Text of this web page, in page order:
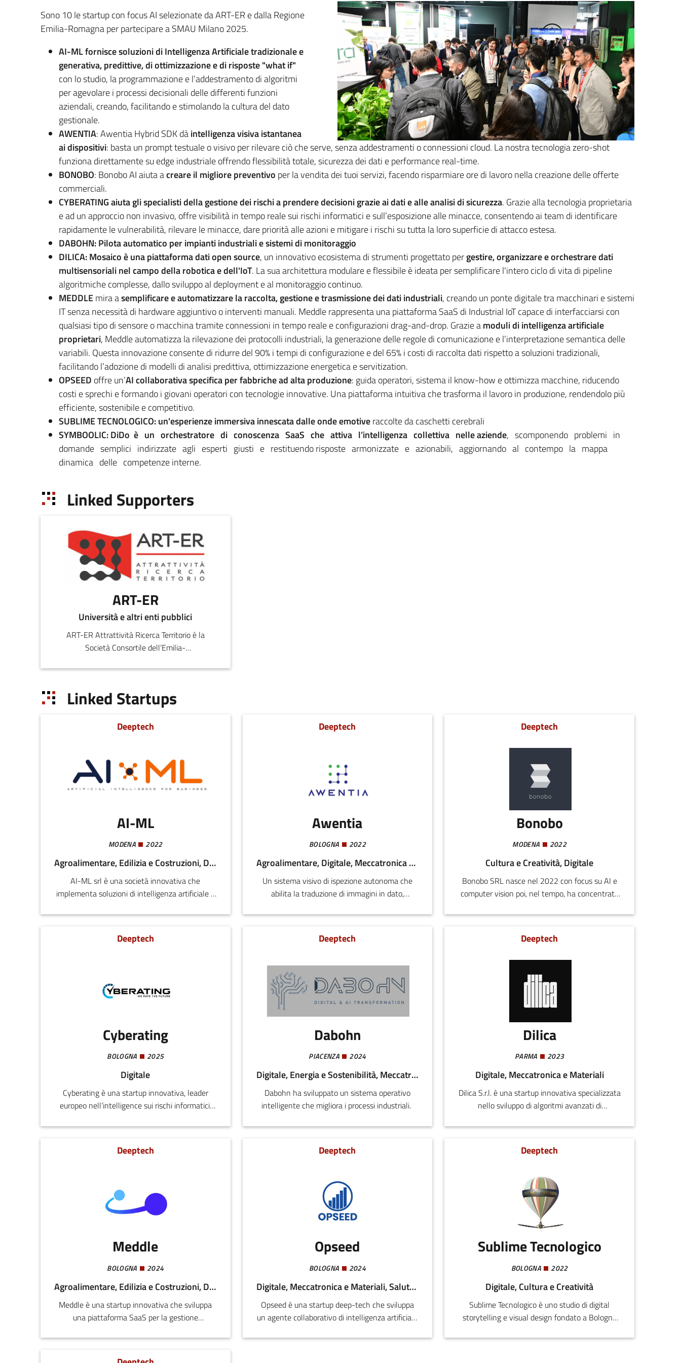
Sono 10 le startup con focus AI selezionate da ART-ER e dalla Regione
Emilia-Romagna per partecipare a SMAU Milano 2025.
AI-ML fornisce soluzioni di Intelligenza Artificiale tradizionale e
generativa, predittive, di ottimizzazione e di risposte "what if"
con lo studio, la programmazione e l’addestramento di algoritmi
per agevolare i processi decisionali delle differenti funzioni
aziendali, creando, facilitando e stimolando la cultura del dato
gestionale.
AWENTIA: Awentia Hybrid SDK dàintelligenza visiva istantanea
ai dispositivi: basta un prompt testuale o visivo per rilevare ciò che serve, senza addestramenti o connessioni cloud. La nostra tecnologia zero-shot
funziona direttamente su edge industriale offrendo flessibilità totale, sicurezza dei dati e performance real-time.
BONOBO: Bonobo AI aiuta acreare il migliore preventivo per la vendita dei tuoi servizi, facendo risparmiare ore di lavoro nella creazione delle offerte
commerciali.
CYBERATING aiuta gli specialisti della gestione dei rischi a prendere decisioni grazie ai dati e alle analisi di sicurezza. Grazie alla tecnologia proprietaria
e ad un approccio non invasivo, offre visibilità in tempo reale sui rischi informatici e sull’esposizione alle minacce, consentendo ai team di identificare
rapidamente le vulnerabilità, rilevare le minacce, dare priorità alle azioni e mitigare i rischi su tutta la loro superficie di attacco estesa.
DABOHN: Pilota automatico per impianti industriali e sistemi di monitoraggio
DILICA: Mosaico è una piattaforma dati open source, un innovativo ecosistema di strumenti progettato pergestire, organizzare e orchestrare dati
multisensoriali nel campo della robotica e dell'IoT. La sua architettura modulare e flessibile è ideata per semplificare l'intero ciclo di vita di pipeline
algoritmiche complesse, dallo sviluppo al deployment e al monitoraggio continuo.
MEDDLEmira asemplificare e automatizzare la raccolta, gestione e trasmissione dei dati industriali, creando un ponte digitale tra macchinari e sistemi
IT senza necessità di hardware aggiuntivo o interventi manuali. Meddle rappresenta una piattaforma SaaS di Industrial IoT capace di interfacciarsi con
qualsiasi tipo di sensore o macchina tramite connessioni in tempo reale e configurazioni drag-and-drop. Grazie amoduli di intelligenza artificiale
proprietari, Meddle automatizza la rilevazione dei protocolli industriali, la generazione delle regole di comunicazione e l’interpretazione semantica delle
variabili. Questa innovazione consente di ridurre del 90% i tempi di configurazione e del 65% i costi di raccolta dati rispetto a soluzioni tradizionali,
facilitando l’adozione di modelli di analisi predittiva, ottimizzazione energetica e servitization.
OPSEED offre un’AI collaborativa specifica per fabbriche ad alta produzione: guida operatori, sistema il know-how e ottimizza macchine, riducendo
costi e sprechi e formando i giovani operatori con tecnologie innovative. Una piattaforma intuitiva che trasforma il lavoro in produzione, rendendolo più
efficiente, sostenibile e competitivo.
SUBLIME TECNOLOGICO: un'esperienze immersiva innescata dalle onde emotiveraccolte da caschetti cerebrali
SYMBOOLIC: DiDo è un orchestratore di conoscenza SaaS che attiva l’intelligenza collettiva nelle aziende, scomponendo problemi in
domande semplici indirizzate agli esperti giusti e restituendo risposte armonizzate e azionabili, aggiornando al contempo la mappa
dinamica delle competenze interne.
Linked Supporters
ART-ER
Università e altri enti pubblici
ART-ER Attrattività Ricerca Territorio è la
Società Consortile dell’Emilia-
sostenibile della regione attr
Linked Startups
Deeptech
AI-ML
MODENA 2022
Agroalimentare, Edilizia e Costruzioni, Digitale, Meccatronica e Materiali, Salute e Benessere
AI-ML srl è una società innovativa che
implementa soluzioni di intelligenza artificiale e
alla realizzazione ed all’addestramento di
essere di supporto ai processi decisionali ed alla
Deeptech
Awentia
BOLOGNA 2022
Agroalimentare, Digitale, Meccatronica e Materiali
Un sistema visivo di ispezione autonoma che
abilita la traduzione di immagini in dato,
(contesti produttivi e non solo). Sistema
immagini in informazioni, dati qualificati in
distribuiti. (2 brevetti a supporto)
Deeptech
Bonobo
MODENA 2022
Cultura e Creatività, Digitale
Bonobo SRL nasce nel 2022 con focus su AI e
computer vision poi, nel tempo, ha concentrato
valorizzare il know-how aziendale e
Deeptech
Cyberating
BOLOGNA 2025
Digitale
Cyberating è una startup innovativa, leader
europeo nell’intelligence sui rischi informatici.
prendere decisioni grazie ai dati e alle analisi di
Deeptech
Dabohn
PIACENZA 2024
Digitale, Energia e Sostenibilità, Meccatronica e Materiali
Dabohn ha sviluppato un sistema operativo
intelligente che migliora i processi industriali.
Deeptech
Dilica
PARMA 2023
Digitale, Meccatronica e Materiali
Dilica S.r.l. è una startup innovativa specializzata
nello sviluppo di algoritmi avanzati di
settore della robotica mobile. Con una profonda
della Silicon Valley, il nostro team di esperti
desiderano migliorare l'efficienza e le capacità
dei loro sistemi robotici.
Deeptech
Meddle
BOLOGNA 2024
Agroalimentare, Edilizia e Costruzioni, Digitale, Energia e Sostenibilità, Meccatronica e Materiali
Meddle è una startup innovativa che sviluppa
una piattaforma SaaS per la gestione
è semplificare e automatizzare la connessione
tra macchinari, sistemi gestionali e strumenti di
Deeptech
Opseed
BOLOGNA 2024
Digitale, Meccatronica e Materiali, Salute e Benessere, Agroalimentare
Opseed è una startup deep-tech che sviluppa
un agente collaborativo di intelligenza artificiale
con particolare focus su farmaceutico, food &
Deeptech
Sublime Tecnologico
BOLOGNA 2022
Digitale, Cultura e Creatività
Sublime Tecnologico è uno studio di digital
storytelling e visual design fondato a Bologna
Barocca e storyteller, e Federico Bigi, 3D artist e